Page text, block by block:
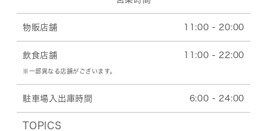
物販店舗 11:00 - 20:00
飲食店舗
※一部異なる店舗がございます。
11:00 - 22:00
駐車場入出庫時間 6:00 - 24:00
TOPICS